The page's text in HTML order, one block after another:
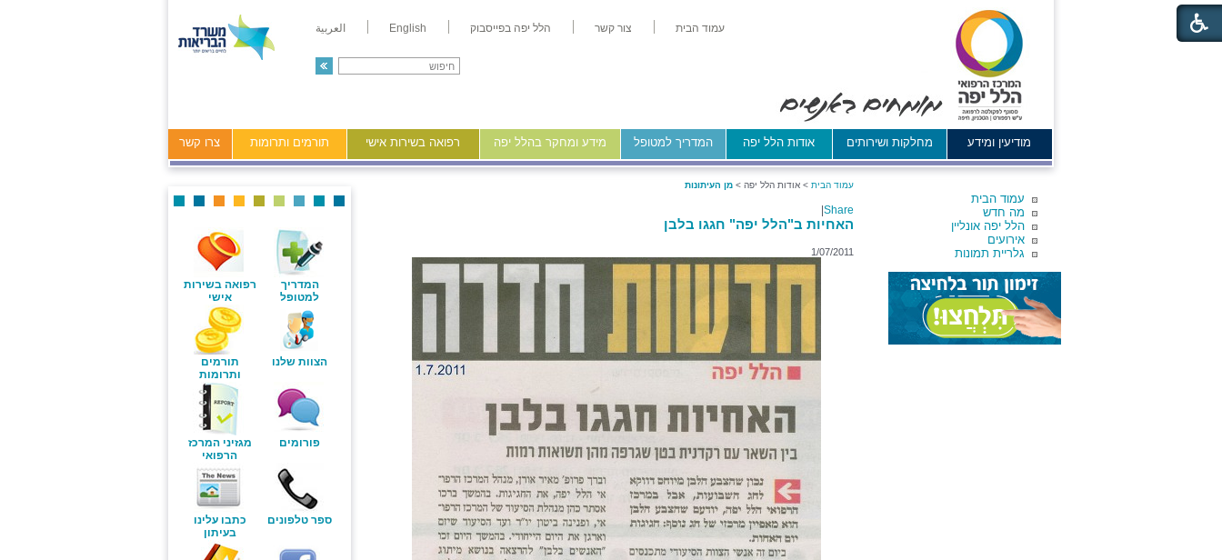
עמוד הבית צור קשר הלל יפה בפייסבוק English العربية
מודיעין ומידע מחלקות ושירותים אודות הלל יפה המדריך למטופל מידע ומחקר בהלל יפה רפואה בשירות אישי תורמים ותרומות צרו קשר
עמוד הבית
מה חדש
הלל יפה אונליין
אירועים
גלריית תמונות
עמוד הבית > אודות הלל יפה > מן העיתונות
Share
האחיות ב"הלל יפה" חגגו בלבן
1/07/2011
המדריך
למטופל
רפואה בשירות
אישי
הצוות שלנו
תורמים
ותרומות
פורומים
מגזיני המרכז
הרפואי
ספר טלפונים
כתבו עלינו
בעיתון